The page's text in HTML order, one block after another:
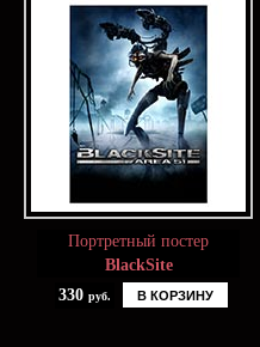
Портретный постер
BlackSite
330 руб. В КОРЗИНУ